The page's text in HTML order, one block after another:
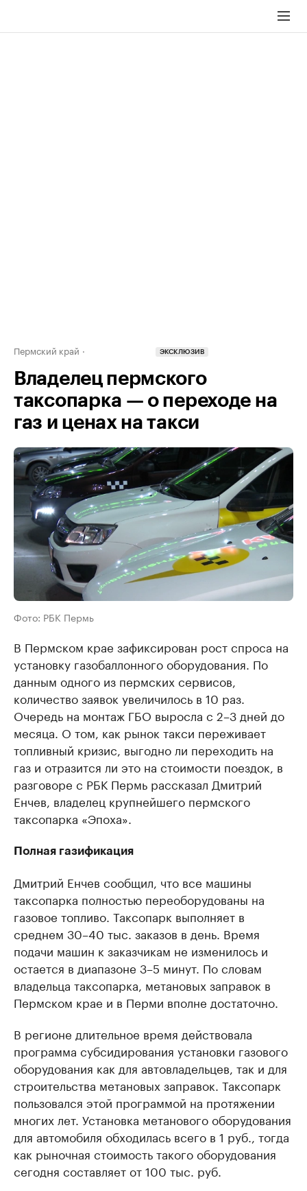
Пермский край ЭКСКЛЮЗИВ
Владелец пермского
таксопарка — о переходе на
газ и ценах на такси
Фото: РБК Пермь
В Пермском крае зафиксирован рост спроса на
установку газобаллонного оборудования. По
данным одного из пермских сервисов,
количество заявок увеличилось в 10 раз.
Очередь на монтаж ГБО выросла с 2–3 дней до
месяца. О том, как рынок такси переживает
топливный кризис, выгодно ли переходить на
газ и отразится ли это на стоимости поездок, в
разговоре с РБК Пермь рассказал Дмитрий
Енчев, владелец крупнейшего пермского
таксопарка «Эпоха».
Полная газификация
Дмитрий Енчев сообщил, что все машины
таксопарка полностью переоборудованы на
газовое топливо. Таксопарк выполняет в
среднем 30–40 тыс. заказов в день. Время
подачи машин к заказчикам не изменилось и
остается в диапазоне 3–5 минут. По словам
владельца таксопарка, метановых заправок в
Пермском крае и в Перми вполне достаточно.
В регионе длительное время действовала
программа субсидирования установки газового
оборудования как для автовладельцев, так и для
строительства метановых заправок. Таксопарк
пользовался этой программой на протяжении
многих лет. Установка метанового оборудования
для автомобиля обходилась всего в 1 руб., тогда
как рыночная стоимость такого оборудования
сегодня составляет от 100 тыс. руб.